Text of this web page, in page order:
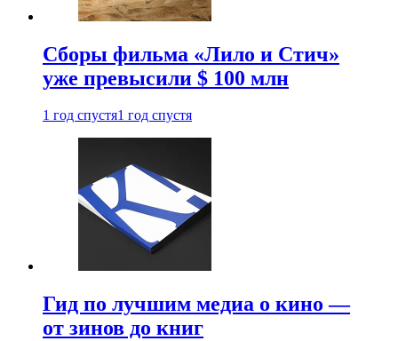
Сборы фильма «Лило и Стич»
уже превысили $ 100 млн
1 год спустя1 год спустя
Гид по лучшим медиа о кино —
от зинов до книг